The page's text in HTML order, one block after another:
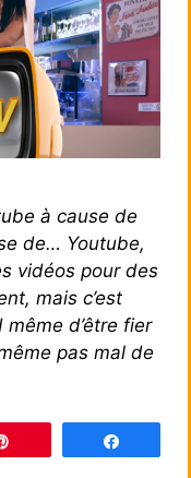
à cause de
de… Youtube,
vidéos pour des
mais c’est
d’être fier
pas mal de